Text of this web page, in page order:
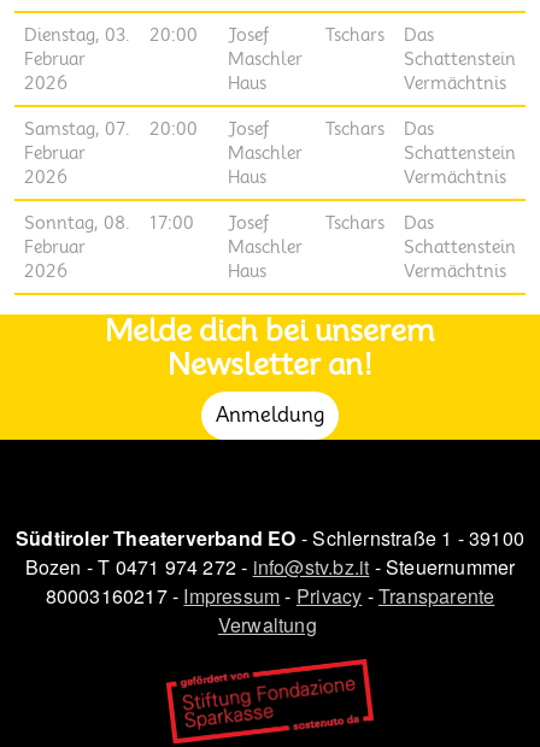
Dienstag, 03.
Februar
2026
20:00
Josef
Maschler
Haus
Tschars
Das
Schattenstein
Vermächtnis
Samstag, 07.
Februar
2026
20:00
Josef
Maschler
Haus
Tschars
Das
Schattenstein
Vermächtnis
Sonntag, 08.
Februar
2026
17:00
Josef
Maschler
Haus
Tschars
Das
Schattenstein
Vermächtnis
Melde dich bei unserem
Newsletter an!
Anmeldung
Südtiroler Theaterverband EO - Schlernstraße 1 - 39100
Bozen - T 0471 974 272 - info@stv.bz.it - Steuernummer
80003160217 - Impressum- Privacy -Transparente
Verwaltung